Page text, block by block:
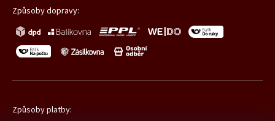
Způsoby dopravy:
Způsoby platby: